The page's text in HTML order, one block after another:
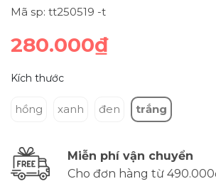
Mã sp: tt250519 -t
280.000₫
Kích thước
hồng xanh đen trắng
Miễn phí vận chuyển
Cho đơn hàng từ